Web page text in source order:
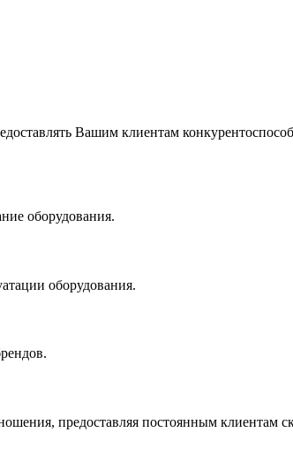
Вашим клиентам
оборудования.
оборудования.
предоставляя постоянным клиентам